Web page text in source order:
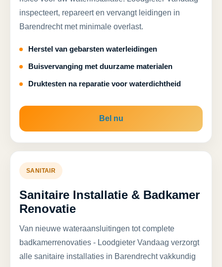
inspecteert, repareert en vervangt leidingen in
Barendrecht met minimale overlast.
Herstel van gebarsten waterleidingen
Buisvervanging met duurzame materialen
Druktesten na reparatie voor waterdichtheid
Bel nu
SANITAIR
Sanitaire Installatie & Badkamer
Renovatie
Van nieuwe wateraansluitingen tot complete
badkamerrenovaties - Loodgieter Vandaag verzorgt
alle sanitaire installaties in Barendrecht vakkundig